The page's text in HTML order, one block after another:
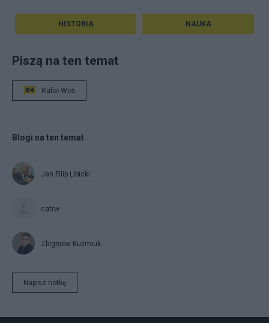
HISTORIA NAUKA
Piszą na ten temat
Rafał Woś
Blogi na ten temat
Jan Filip Libicki
catrw
Zbigniew Kuźmiuk
Napisz notkę